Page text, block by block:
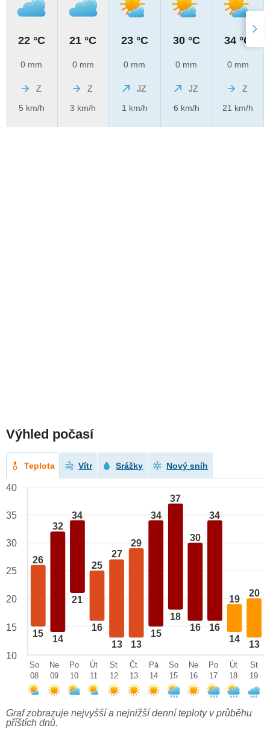
22 °C
0 mm
Z
5 km/h
21 °C
0 mm
Z
3 km/h
23 °C
0 mm
JZ
1 km/h
30 °C
0 mm
JZ
6 km/h
34 °C
0 mm
Z
21 km/h
Výhled počasí
Teplota Vítr Srážky Nový sníh
26
15
32
14
34
21
25
16
27
13
29
13
34
15
37
18
30
16
34
16
19
14
20
13
40
35
30
25
20
15
10
So
08
Ne
09
Po
10
Út
11
St
12
Čt
13
Pá
14
So
15
Ne
16
Po
17
Út
18
St
19
Graf zobrazuje nejvyšší a nejnižší denní teploty v průběhu
příštích dnů.